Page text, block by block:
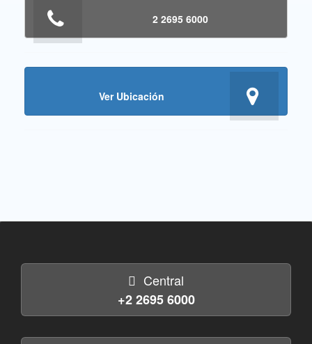
2 2695 6000
Ver Ubicación
Central
+2 2695 6000